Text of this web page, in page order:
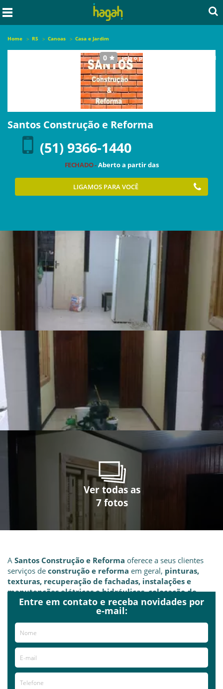
Home RS Canoas Casa e Jardim
0 seja o primeiro a avaliar este local
Santos Construção e Reforma
(51) 9366-1440
FECHADO -Aberto a partir das
LIGAMOS PARA VOCÊ
Ver todas as
7 fotos
Ver todas as
7 fotos
Ver todas as
7 fotos
Ver todas as
7 fotos
Ver todas as
7 fotos
Ver todas as
7 fotos
Ver todas as
7 fotos
A Santos Construção e Reforma oferece a seus clientes
serviços de construção e reforma em geral, pinturas,
texturas, recuperação de fachadas, instalações e
manutenções elétricas e hidráulicas, colocação de
pisos e revestimentos (porcelanatos), gessoe outros
voltados para reformas em geral.
Santos Construção e Reforma
Alegre e região metropolitana.
Pagamento a combinar!
Entre em contato e receba novidades por
e-mail: